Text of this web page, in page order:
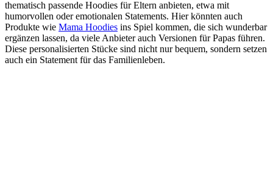
thematisch passende Hoodies für Eltern anbieten, etwa mit
humorvollen oder emotionalen Statements. Hier könnten auch
Produkte wie Mama Hoodies ins Spiel kommen, die sich wunderbar
ergänzen lassen, da viele Anbieter auch Versionen für Papas führen.
Diese personalisierten Stücke sind nicht nur bequem, sondern setzen
auch ein Statement für das Familienleben.